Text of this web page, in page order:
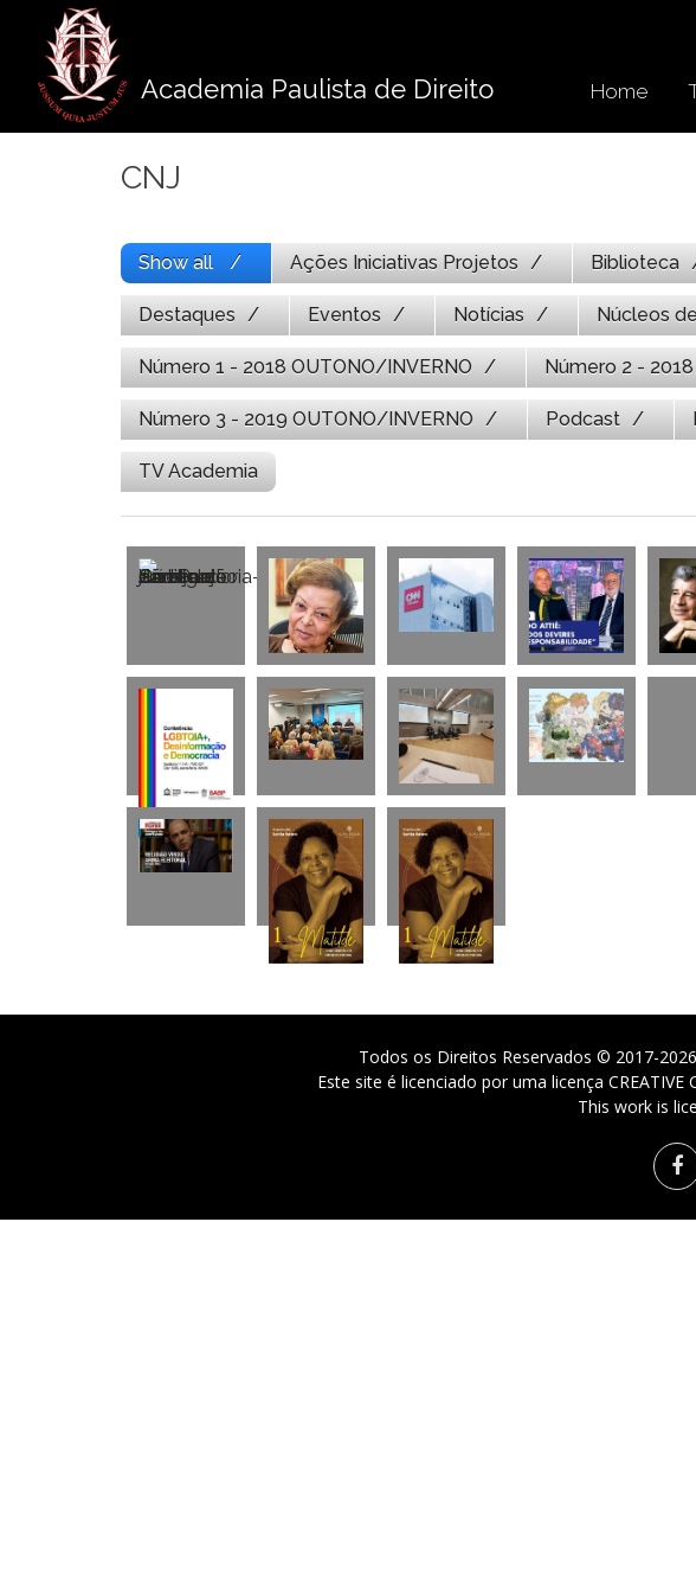
conteúdo
Academia Paulista de Direito Home
CNJ
Show all Ações Iniciativas Projetos Biblioteca
Destaques Eventos Notícias Núcleos
Número 1 - 2018 OUTONO/INVERNO Número 2 -
Número 3 - 2019 OUTONO/INVERNO Podcast
TV Academia
Todos os Direitos Reservados © 2017-
Este site é licenciado por uma licença
This work is